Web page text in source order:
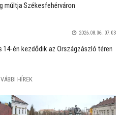
múltja Székesfehérváron
2026.08.06. 07:03
14-én kezdődik az Országzászló téren
HÍREK